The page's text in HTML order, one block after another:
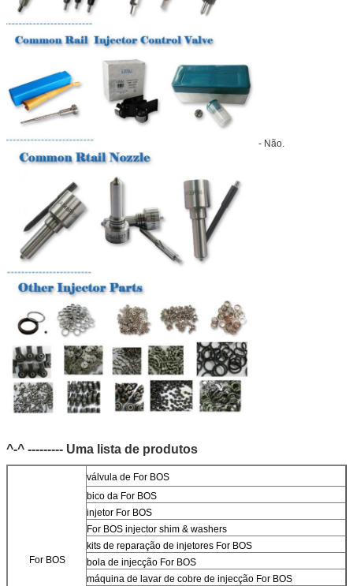
- Não.
^-^ --------- Uma lista de produtos
For BOS
válvula de For BOS
bico da For BOS
injetor For BOS
For BOS injector shim & washers
kits de reparação de injetores For BOS
bola de injecção For BOS
máquina de lavar de cobre de injecção For BOS